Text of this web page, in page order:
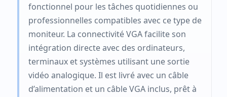
fonctionnel pour les tâches quotidiennes ou
professionnelles compatibles avec ce type de
moniteur. La connectivité VGA facilite son
intégration directe avec des ordinateurs,
terminaux et systèmes utilisant une sortie
vidéo analogique. Il est livré avec un câble
d’alimentation et un câble VGA inclus, prêt à